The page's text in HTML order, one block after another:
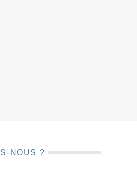
NOUS ?